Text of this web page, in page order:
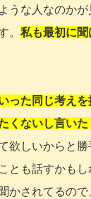
うな人なのかが
。 私も最初に聞
った同じ考え
くないし言い
欲しいからと
とも話すかも
かされてるの